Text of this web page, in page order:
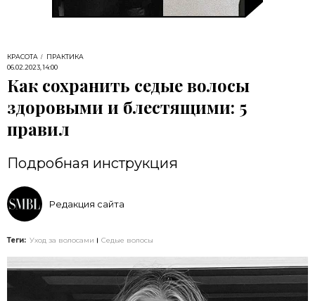
КРАСОТА
ПРАКТИКА
06.02.2023, 14:00
Как сохранить седые волосы
здоровыми и блестящими: 5
правил
Подробная инструкция
Редакция сайта
Теги: Уход за волосами Седые волосы